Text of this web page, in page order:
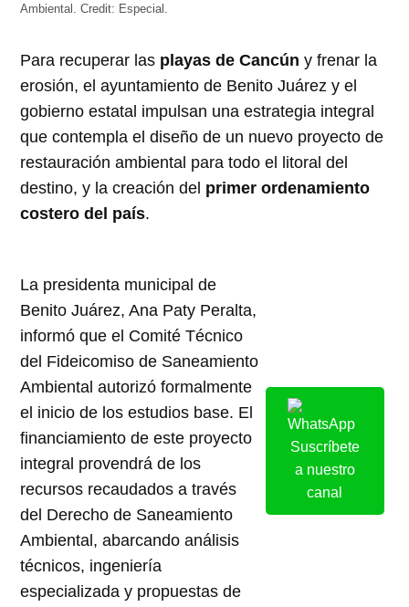
Ambiental.Credit: Especial.
Para recuperar las playas de Cancún y frenar la
erosión, el ayuntamiento de Benito Juárez y el
gobierno estatal impulsan una estrategia integral
que contempla el diseño de un nuevo proyecto de
restauración ambiental para todo el litoral del
destino, y la creación del primer ordenamiento
costero del país.
La presidenta municipal de
Benito Juárez, Ana Paty Peralta,
informó que el Comité Técnico
del Fideicomiso de Saneamiento
Ambiental autorizó formalmente
el inicio de los estudios base. El
financiamiento de este proyecto
integral provendrá de los
recursos recaudados a través
del Derecho de Saneamiento
Ambiental, abarcando análisis
técnicos, ingeniería
especializada y propuestas de
Suscríbete
a nuestro
canal